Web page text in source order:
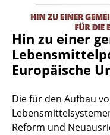
Hin zu einer
Europäische
Die für den Aufbau
Reform und